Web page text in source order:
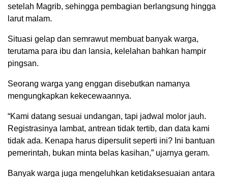
setelah Magrib, sehingga pembagian berlangsung hingga
larut malam.
Situasi gelap dan semrawut membuat banyak warga,
terutama para ibu dan lansia, kelelahan bahkan hampir
pingsan.
Seorang warga yang enggan disebutkan namanya
mengungkapkan kekecewaannya.
“Kami datang sesuai undangan, tapi jadwal molor jauh.
Registrasinya lambat, antrean tidak tertib, dan data kami
tidak ada. Kenapa harus dipersulit seperti ini? Ini bantuan
pemerintah, bukan minta belas kasihan,” ujarnya geram.
Banyak warga juga mengeluhkan ketidaksesuaian antara